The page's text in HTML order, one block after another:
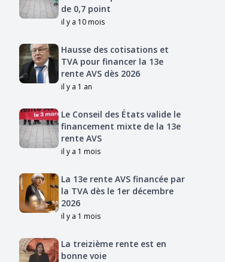
de 0,7 point
il y a 10 mois
Hausse des cotisations et
TVA pour financer la 13e
rente AVS dès 2026
il y a 1 an
Le Conseil des États valide le
financement mixte de la 13e
rente AVS
il y a 1 mois
La 13e rente AVS financée par
la TVA dès le 1er décembre
2026
il y a 1 mois
La treizième rente est en
bonne voie